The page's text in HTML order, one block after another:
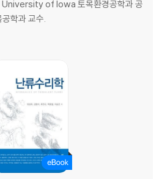
University of Iowa 토목환경공학과 공
학과 교수.